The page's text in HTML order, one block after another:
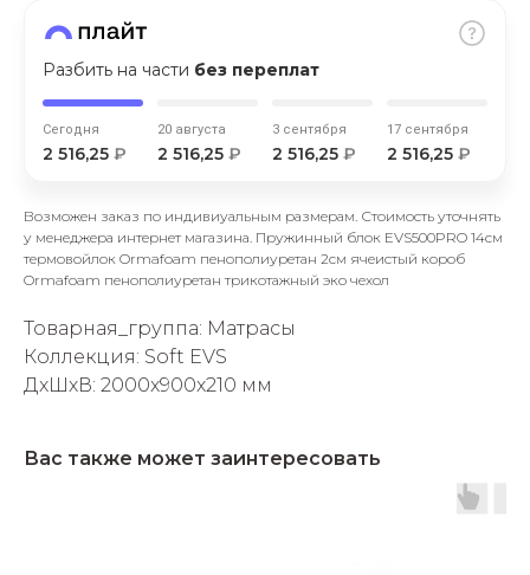
Разбить на части без переплат
Сегодня
2 516,25 ₽
20 августа
2 516,25 ₽
3 сентября
2 516,25 ₽
17 сентября
2 516,25 ₽
Возможен заказ по индивиуальным размерам. Стоимость уточнять
у менеджера интернет магазина. Пружинный блок EVS500PRO 14см
термовойлок Ormafoam пенополиуретан 2см ячеистый короб
Ormafoam пенополиуретан трикотажный эко чехол
Товарная_группа: Матрасы
Коллекция: Soft EVS
ДxШxВ: 2000x900x210 мм
Вас также может заинтересовать